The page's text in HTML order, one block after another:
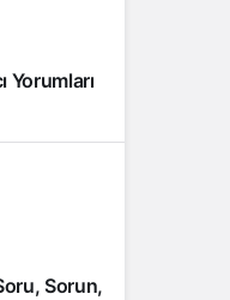
Yorumları
Sorun,